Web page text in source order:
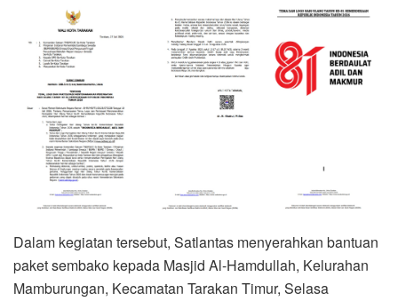
Dalam kegiatan tersebut, Satlantas menyerahkan bantuan
paket sembako kepada Masjid Al-Hamdullah, Kelurahan
Mamburungan, Kecamatan Tarakan Timur, Selasa